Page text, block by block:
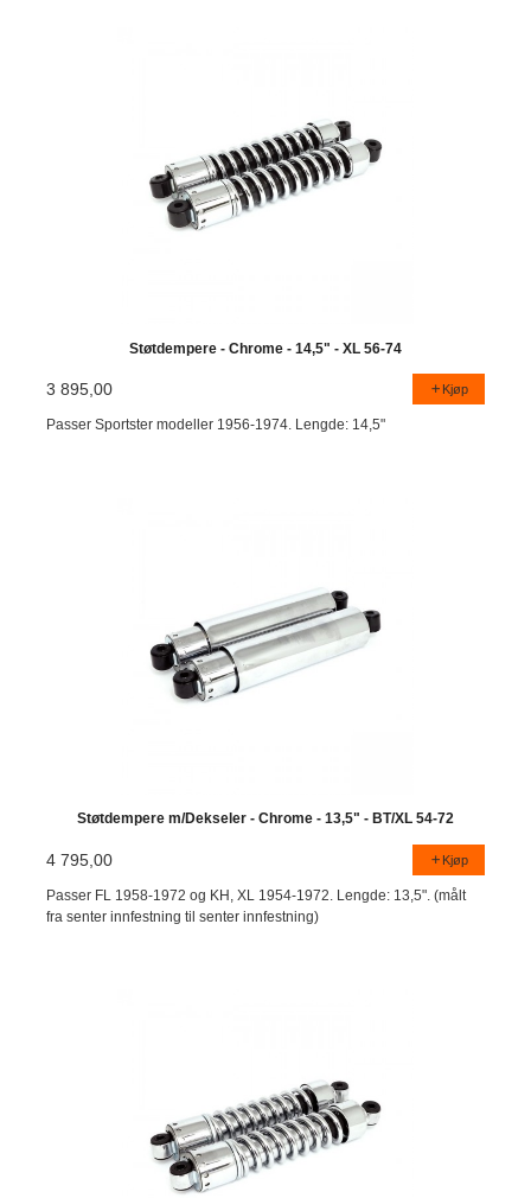
Støtdempere - Chrome - 14,5" - XL 56-74
3 895,00 Kjøp
Passer Sportster modeller 1956-1974. Lengde: 14,5"
Støtdempere m/Dekseler - Chrome - 13,5" - BT/XL 54-72
4 795,00 Kjøp
Passer FL 1958-1972 og KH, XL 1954-1972. Lengde: 13,5". (målt
fra senter innfestning til senter innfestning)